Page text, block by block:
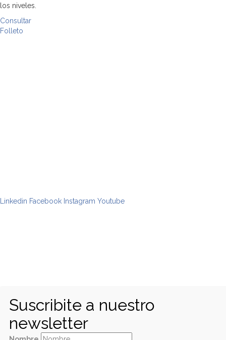
los niveles.
Consultar
Folleto
Linkedin Facebook Instagram Youtube
Suscribite a nuestro
newsletter